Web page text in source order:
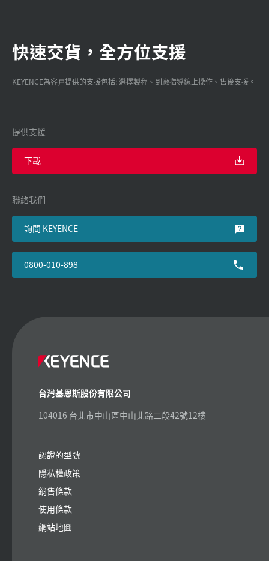
快速交貨，全方位支援
KEYENCE為客戸提供的支援包括: 選擇製程、到廠指導線上操作、售後支援。
提供支援
下載
聯絡我們
詢問 KEYENCE
0800-010-898
台灣基恩斯股份有限公司
104016 台北市中山區中山北路二段42號12樓
認證的型號
隱私權政策
銷售條款
使用條款
網站地圖